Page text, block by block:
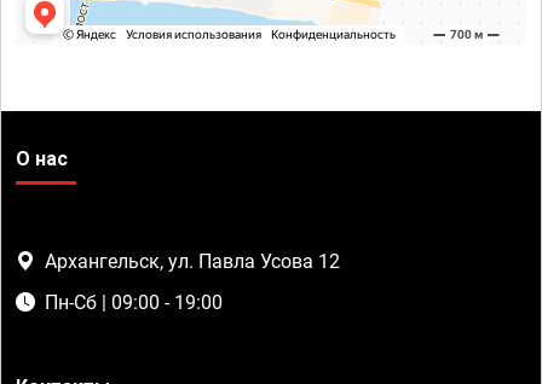
О нас
Архангельск, ул. Павла Усова 12
Пн-Сб | 09:00 - 19:00